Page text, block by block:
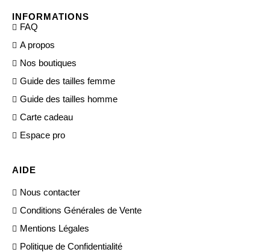
INFORMATIONS
FAQ
A propos
Nos boutiques
Guide des tailles femme
Guide des tailles homme
Carte cadeau
Espace pro
AIDE
Nous contacter
Conditions Générales de Vente
Mentions Légales
Politique de Confidentialité